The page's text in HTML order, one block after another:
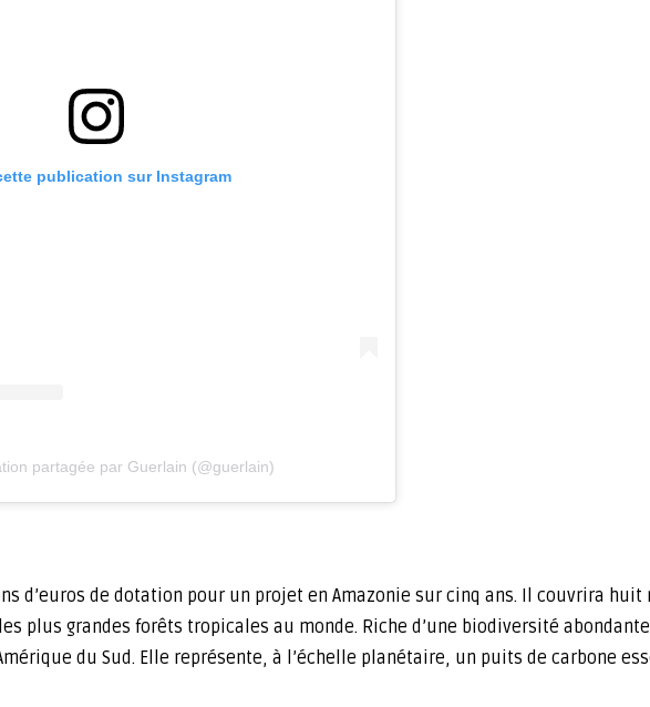
publication sur Instagram
partagée par Guerlain (@guerlain)
d’euros de dotation pour un projet en Amazonie sur cinq ans. Il couvrira huit
plus grandes forêts tropicales au monde. Riche d’une biodiversité
du Sud. Elle représente, à l’échelle planétaire, un puits de carbone